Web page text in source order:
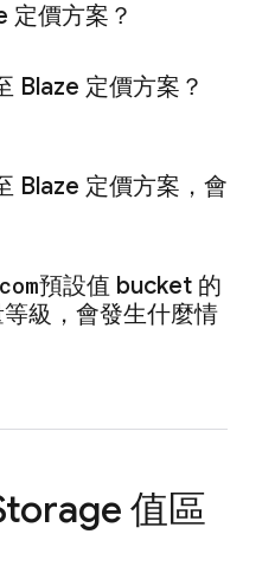
定價方案？
Blaze 定價方案？
Blaze 定價方案，會
com預設值 bucket 的
級，會發生什麼情
值區